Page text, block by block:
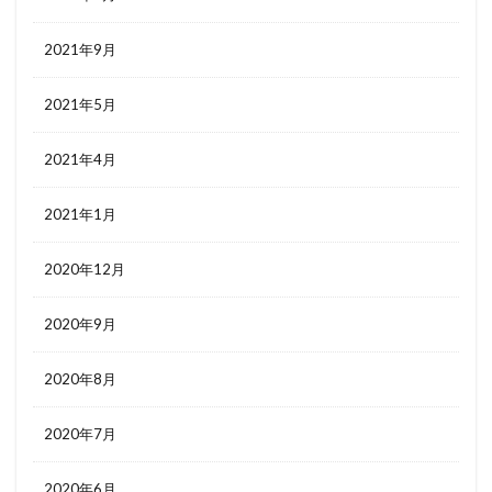
2021年9月
2021年5月
2021年4月
2021年1月
2020年12月
2020年9月
2020年8月
2020年7月